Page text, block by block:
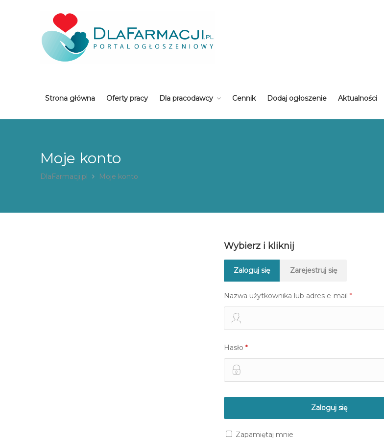
Strona główna Oferty pracy Dla pracodawcy Cennik Dodaj ogłoszenie Aktualności
Moje konto
DlaFarmacji.pl Moje konto
Wybierz i kliknij
Zaloguj się Zarejestruj się
Nazwa użytkownika lub adres e-mail *
Hasło *
Zapamiętaj mnie